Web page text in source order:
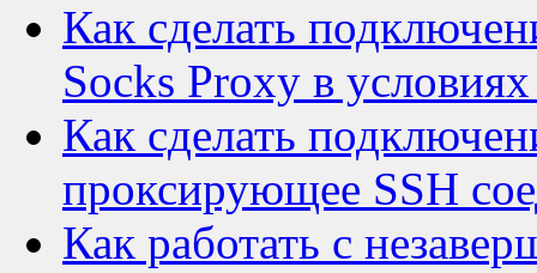
Как сделать
Socks Proxy в
Как сделать
проксирующее SSH
Как работать с